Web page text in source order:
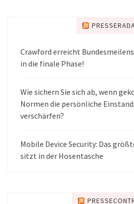
Crawford erreicht
in die finale Phase!
Wie sichern Sie sich ab, wenn
Normen die persönliche
verschärfen?
Mobile Device Security: Das
sitzt in der Hosentasche